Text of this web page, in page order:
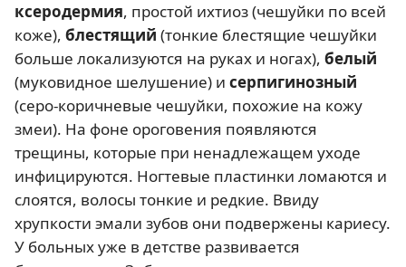
ксеродермия, простой ихтиоз (чешуйки по всей
коже), блестящий (тонкие блестящие чешуйки
больше локализуются на руках и ногах), белый
(муковидное шелушение) и серпигинозный
(серо-коричневые чешуйки, похожие на кожу
змеи). На фоне ороговения появляются
трещины, которые при ненадлежащем уходе
инфицируются. Ногтевые пластинки ломаются и
слоятся, волосы тонкие и редкие. Ввиду
хрупкости эмали зубов они подвержены кариесу.
У больных уже в детстве развивается